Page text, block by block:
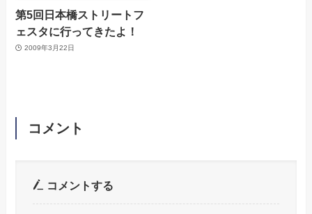
第5回日本橋ストリートフ
ェスタに行ってきたよ！
2009年3月22日
コメント
コメントする